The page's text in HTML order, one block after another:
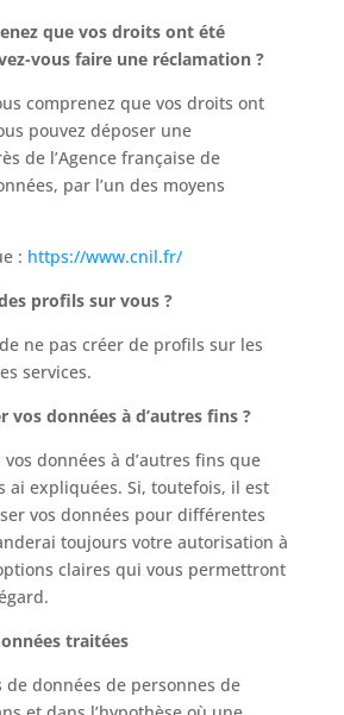
que vos droits ont été
vous faire une réclamation ?
comprenez que vos droits ont
pouvez déposer une
de l’Agence française de
par l’un des moyens
: https://www.cnil.fr/
profils sur vous ?
ne pas créer de profils sur les
services.
vos données à d’autres fins ?
vos données à d’autres fins que
ai expliquées. Si, toutefois, il est
vos données pour différentes
toujours votre autorisation à
claires qui vous permettront
traitées
de données de personnes de